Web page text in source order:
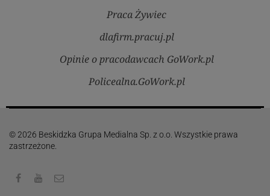
Praca Żywiec
dlafirm.pracuj.pl
Opinie o pracodawcach GoWork.pl
Policealna.GoWork.pl
© 2026 Beskidzka Grupa Medialna Sp. z o.o. Wszystkie prawa
zastrzeżone.